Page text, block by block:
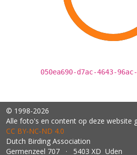
050ea690-d7ac-4643-
© 1998-2026
Alle foto's en content op deze website
CC BY‑NC‑ND 4.0
Dutch Birding Association
Germenzeel 707 · 5403 XD Uden